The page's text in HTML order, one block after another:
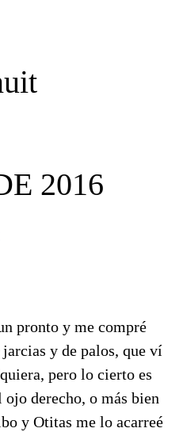
2016
pronto y me compré
y de palos, que ví
pero lo cierto es
ojo derecho, o más bien
y Otitas me lo acarreé